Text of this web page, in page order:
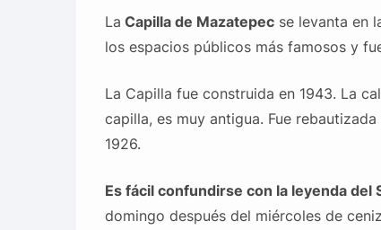
La Capilla de Mazatepecse levanta en
los espacios públicos más famosos y
La Capilla fue construida en 1943. La
capilla, es muy antigua. Fue
1926.
Es fácil confundirse con la leyenda del
domingo después del miércoles de